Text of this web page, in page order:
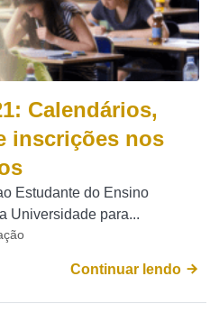
Calendários,
inscrições nos
Estudante do Ensino
Universidade para...
Continuar lendo